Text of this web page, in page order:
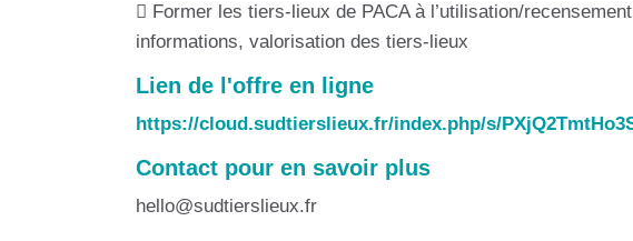
 Former les tiers-lieux de PACA à l’utilisation/
informations, valorisation des tiers-lieux
Lien de l'offre en ligne
https://cloud.sudtierslieux.fr/index.php/s/
Contact pour en savoir plus
hello@sudtierslieux.fr